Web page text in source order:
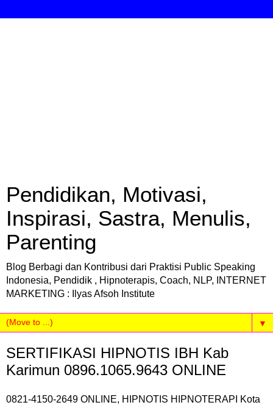
Pendidikan, Motivasi,
Inspirasi, Sastra, Menulis,
Parenting
Blog Berbagi dan Kontribusi dari Praktisi Public Speaking
Indonesia, Pendidik , Hipnoterapis, Coach, NLP, INTERNET
MARKETING : Ilyas Afsoh Institute
▼
SERTIFIKASI HIPNOTIS IBH Kab
Karimun 0896.1065.9643 ONLINE
0821-4150-2649 ONLINE, HIPNOTIS HIPNOTERAPI Kota